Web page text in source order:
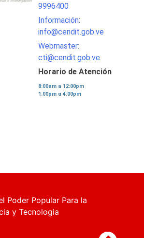
9996400
Información:
info@cendit.gob.ve
Webmaster:
cti@cendit.gob.ve
Horario de Atención
8:00am a 12:00pm
1:00pm a 4:00pm
Poder Popular Para la
y Tecnologia